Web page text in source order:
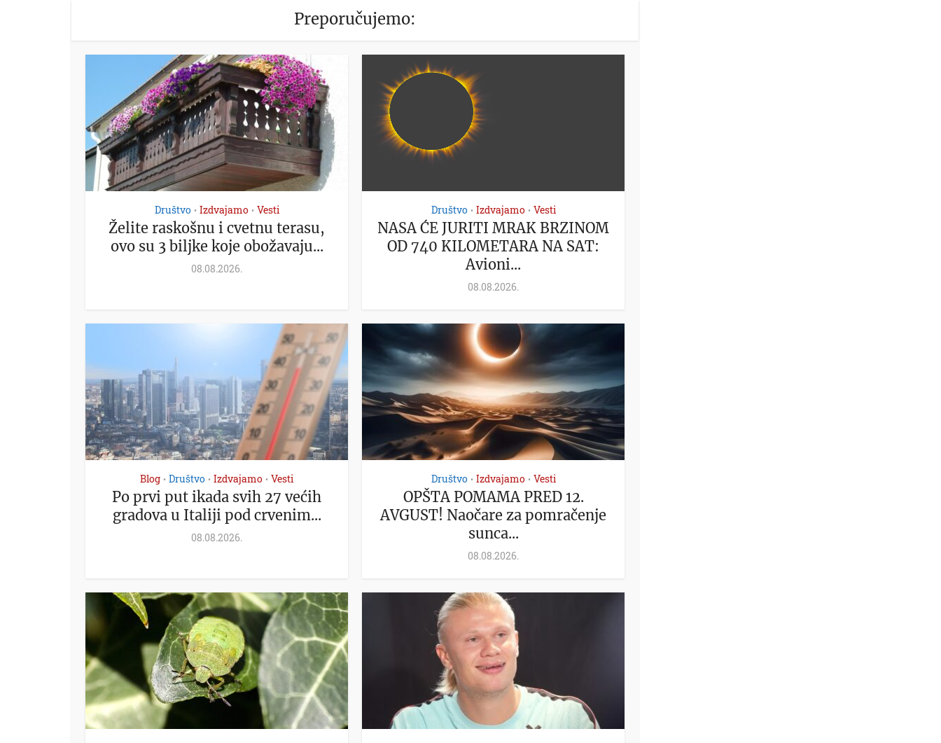
Preporučujemo:
Društvo • Izdvajamo • Vesti
Želite raskošnu i cvetnu terasu,
ovo su 3 biljke koje obožavaju...
08.08.2026.
Društvo • Izdvajamo • Vesti
NASA ĆE JURITI MRAK BRZINOM
OD 740 KILOMETARA NA SAT:
Avioni...
08.08.2026.
Blog • Društvo • Izdvajamo • Vesti
Po prvi put ikada svih 27 većih
gradova u Italiji pod crvenim...
08.08.2026.
Društvo • Izdvajamo • Vesti
OPŠTA POMAMA PRED 12.
AVGUST! Naočare za pomračenje
sunca...
08.08.2026.